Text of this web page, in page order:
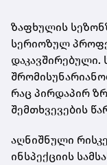
ზაფხულის
სერიოზულ
დაკავშირებული.
რაც პირდაპირ
შემთხვევების
აღნიშნული
ინსპექციის